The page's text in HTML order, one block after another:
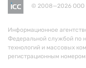
© 2008—2026
Информационное
Федеральной службой по
технологий и массовых
регистрационным